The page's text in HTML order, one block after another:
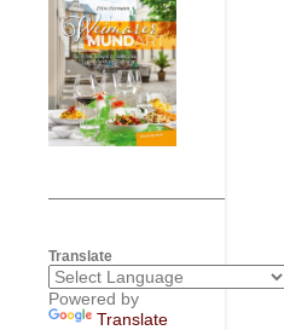
Translate
Powered by
Translate